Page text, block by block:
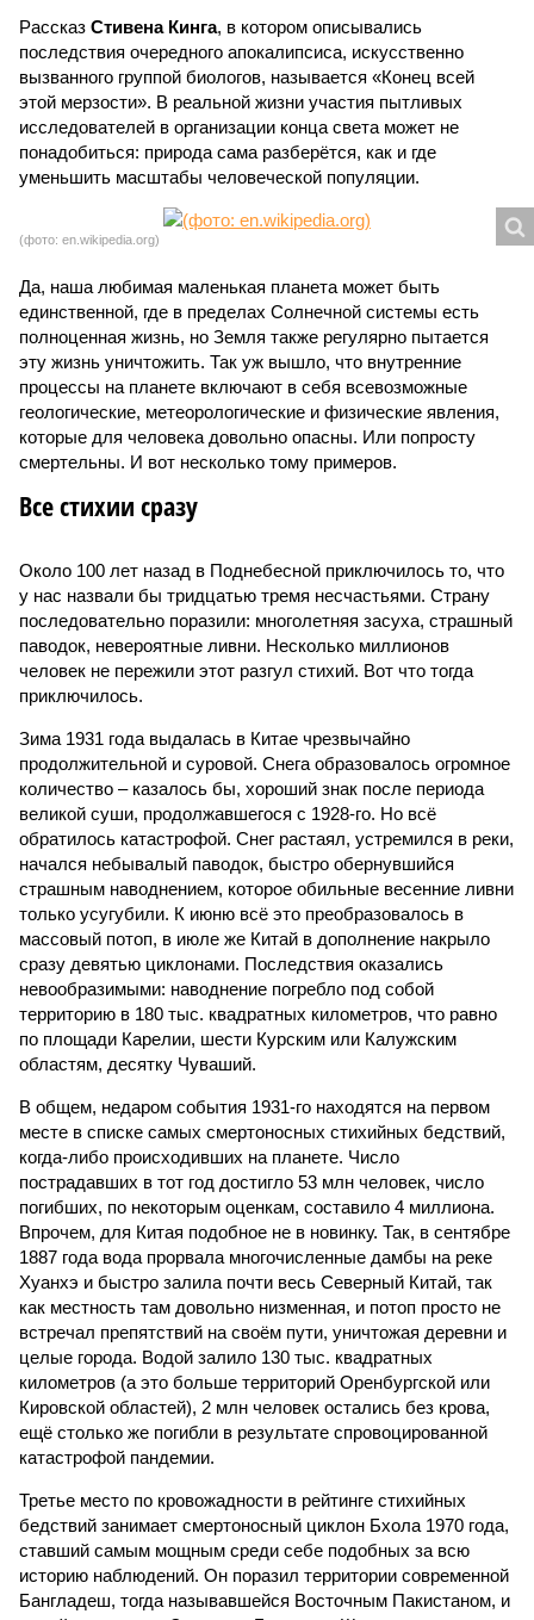
Рассказ Стивена Кинга, в котором описывались
последствия очередного апокалипсиса, искусственно
вызванного группой биологов, называется «Конец всей
этой мерзости». В реальной жизни участия пытливых
исследователей в организации конца света может не
понадобиться: природа сама разберётся, как и где
уменьшить масштабы человеческой популяции.
(фото: en.wikipedia.org)
Да, наша любимая маленькая планета может быть
единственной, где в пределах Солнечной системы есть
полноценная жизнь, но Земля также регулярно пытается
эту жизнь уничтожить. Так уж вышло, что внутренние
процессы на планете включают в себя всевозможные
геологические, метеорологические и физические явления,
которые для человека довольно опасны. Или попросту
смертельны. И вот несколько тому примеров.
Все стихии сразу
Около 100 лет назад в Поднебесной приключилось то, что
у нас назвали бы тридцатью тремя несчастьями. Страну
последовательно поразили: многолетняя засуха, страшный
паводок, невероятные ливни. Несколько миллионов
человек не пережили этот разгул стихий. Вот что тогда
приключилось.
Зима 1931 года выдалась в Китае чрезвычайно
продолжительной и суровой. Снега образовалось огромное
количество – казалось бы, хороший знак после периода
великой суши, продолжавшегося с 1928-го. Но всё
обратилось катастрофой. Снег растаял, устремился в реки,
начался небывалый паводок, быстро обернувшийся
страшным наводнением, которое обильные весенние ливни
только усугубили. К июню всё это преобразовалось в
массовый потоп, в июле же Китай в дополнение накрыло
сразу девятью циклонами. Последствия оказались
невообразимыми: наводнение погребло под собой
территорию в 180 тыс. квадратных километров, что равно
по площади Карелии, шести Курским или Калужским
областям, десятку Чуваший.
В общем, недаром события 1931-го находятся на первом
месте в списке самых смертоносных стихийных бедствий,
когда-либо происходивших на планете. Число
пострадавших в тот год достигло 53 млн человек, число
погибших, по некоторым оценкам, составило 4 миллиона.
Впрочем, для Китая подобное не в новинку. Так, в сентябре
1887 года вода прорвала многочисленные дамбы на реке
Хуанхэ и быстро залила почти весь Северный Китай, так
как местность там довольно низменная, и потоп просто не
встречал препятствий на своём пути, уничтожая деревни и
целые города. Водой залило 130 тыс. квадратных
километров (а это больше территорий Оренбургской или
Кировской областей), 2 млн человек остались без крова,
ещё столько же погибли в результате спровоцированной
катастрофой пандемии.
Третье место по кровожадности в рейтинге стихийных
бедствий занимает смертоносный циклон Бхола 1970 года,
ставший самым мощным среди себе подобных за всю
историю наблюдений. Он поразил территории современной
Бангладеш, тогда называвшейся Восточным Пакистаном, и